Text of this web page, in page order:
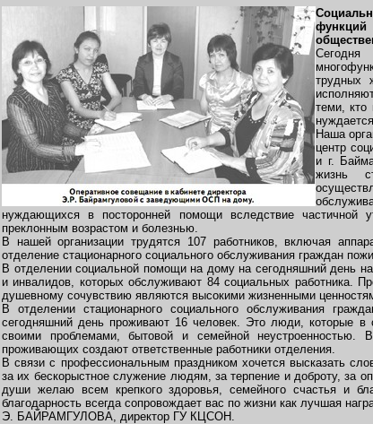
трудных
теми, кто
Наша
центр
и г.
жизнь
нуждающихся в посторонней помощи вследствие частичной
преклонным возрастом и болезнью.
В нашей организации трудятся 107 работников, включая
отделение стационарного социального обслуживания граждан
В отделении социальной помощи на дому на сегодняшний день
и инвалидов, которых обслуживают 84 социальных работника.
душевному сочувствию являются высокими жизненными
В отделении стационарного социального обслуживания
сегодняшний день проживают 16 человек. Это люди, которые в
своими проблемами, бытовой и семейной неустроенностью.
проживающих создают ответственные работники отделения.
В связи с профессиональным праздником хочется высказать
за их бескорыстное служение людям, за терпение и доброту, за
души желаю всем крепкого здоровья, семейного счастья и
благодарность всегда сопровождает вас по жизни как лучшая
Э. БАЙРАМГУЛОВА, директор ГУ КЦСОН.